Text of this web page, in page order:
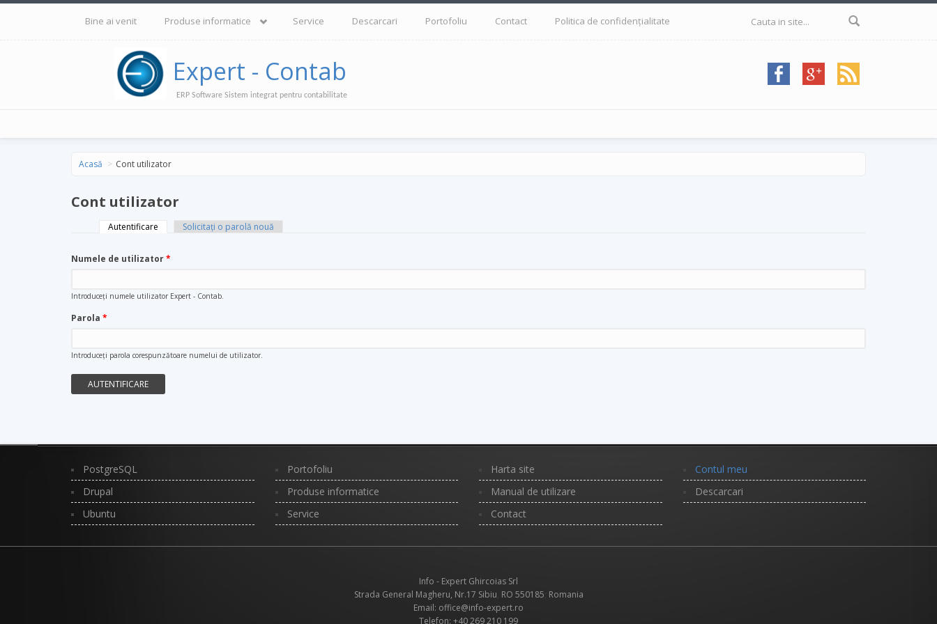
Mergi la conţinutul principal
Bine ai venit Produse informatice Service Descarcari Portofoliu Contact Politica de confidențialitate
Formular de
Expert - Contab
ERP Software Sistem integrat pentru contabilitate
Acasă Cont utilizator
Cont utilizator
Taburi primare
Autentificare (tab activ)Solicitaţi o parolă nouă
Numele de utilizator*
Introduceţi numele utilizator Expert - Contab.
Parola *
Introduceţi parola corespunzătoare numelui de utilizator.
PostgreSQL
Drupal
Ubuntu
Portofoliu
Produse informatice
Service
Harta site
Manual de utilizare
Contact
Contul meu
Descarcari
Info - Expert Ghircoias Srl
Strada General Magheru, Nr.17 Sibiu, RO 550185 Romania
Email: office@info-expert.ro
Telefon: +40 269 210 199